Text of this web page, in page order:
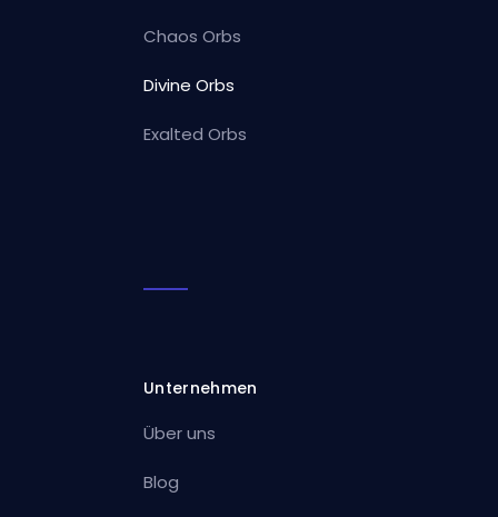
Chaos Orbs
Divine Orbs
Exalted Orbs
Unternehmen
Über uns
Blog